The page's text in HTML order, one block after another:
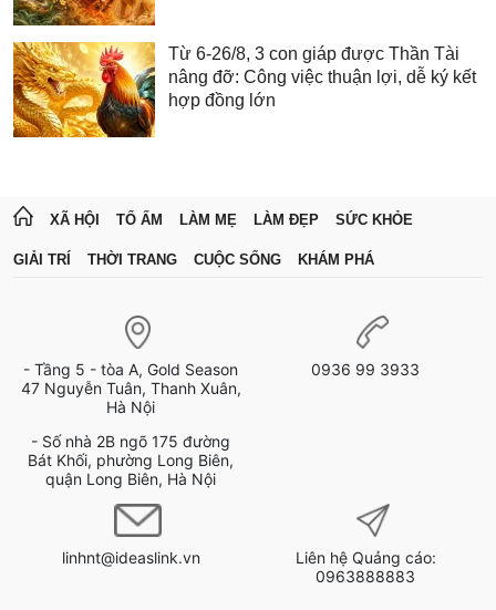
Từ 6-26/8, 3 con giáp được Thần Tài
nâng đỡ: Công việc thuận lợi, dễ ký kết
hợp đồng lớn
XÃ HỘI TỔ ẤM LÀM MẸ LÀM ĐẸP SỨC KHỎE
GIẢI TRÍ THỜI TRANG CUỘC SỐNG KHÁM PHÁ
- Tầng 5 - tòa A, Gold Season
47 Nguyễn Tuân, Thanh Xuân,
Hà Nội
- Số nhà 2B ngõ 175 đường
Bát Khối, phường Long Biên,
quận Long Biên, Hà Nội
0936 99 3933
linhnt@ideaslink.vn
Liên hệ Quảng cáo:
0963888883